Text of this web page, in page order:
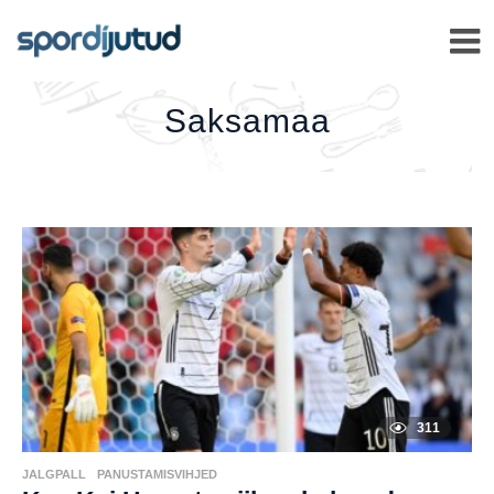
Saksamaa
311
JALGPALL ,PANUSTAMISVIHJED